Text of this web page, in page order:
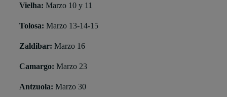
Vielha: Marzo 10 y 11
Tolosa: Marzo 13-14-15
Zaldibar: Marzo 16
Camargo: Marzo 23
Antzuola: Marzo 30